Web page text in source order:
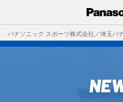
パナソニック スポーツ株式会社／埼玉パ